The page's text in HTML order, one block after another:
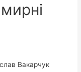
Вакарчук